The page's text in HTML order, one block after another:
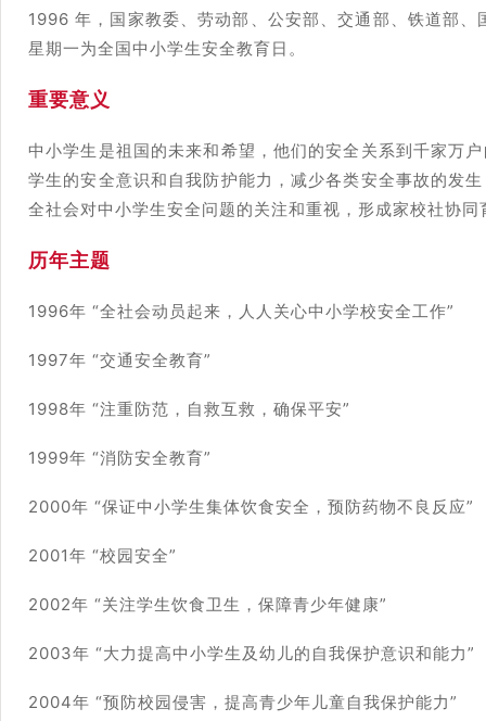
1996 年，国家教委、劳动部、公安部、交通部、铁道部
星期一为全国中小学生安全教育日。
重要意义
中小学生是祖国的未来和希望，他们的安全关系到千家万
学生的安全意识和自我防护能力，减少各类安全事故的发
全社会对中小学生安全问题的关注和重视，形成家校社协同
历年主题
1996年 “全社会动员起来，人人关心中小学校安全工作”
1997年 “交通安全教育”
1998年 “注重防范，自救互救，确保平安”
1999年 “消防安全教育”
2000年 “保证中小学生集体饮食安全，预防药物不良反应”
2001年 “校园安全”
2002年 “关注学生饮食卫生，保障青少年健康”
2003年 “大力提高中小学生及幼儿的自我保护意识和能力”
2004年 “预防校园侵害，提高青少年儿童自我保护能力”